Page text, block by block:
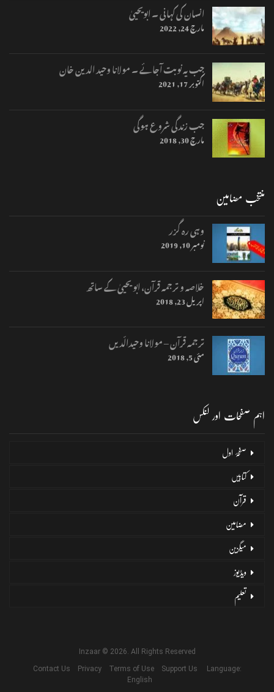
انسان کی کہانی ۔ ابویحییٰ
مارچ 24, 2022
جب یہ نوبت آجائے ۔ مولانا وحید الدین خان
اکتوبر 17, 2021
جب زندگی شروع ہوگی
مارچ 30, 2018
منتخب مضامین
وہی رہ گزر
نومبر 10, 2019
خلاصہ و ترجمہ قرآن، ابو یحییٰ کے ساتھ
اپریل 23, 2018
ترجمہ قرآن – مولانا وحیدالّدیں
مئی 5, 2018
اہم صفحات اور لنکس
صفحۂ اول
کتابیں
قرآن
مضامین
میگزین
ویڈیوز
تعلیم
Inzaar © 2026. All Rights Reserved
Contact Us
Privacy Terms of Use Support Us
Language:
English